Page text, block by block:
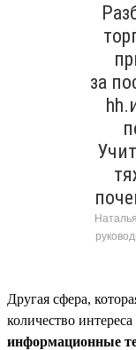
за
Другая сфера,
количество
информационные